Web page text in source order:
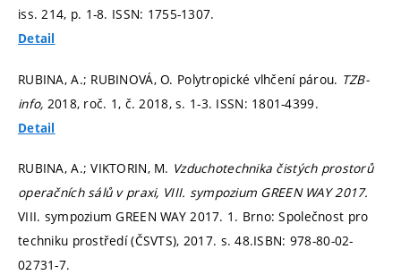
iss. 214, p. 1-8. ISSN: 1755-1307.
Detail
RUBINA, A.; RUBINOVÁ, O. Polytropické vlhčení párou. TZB-
info, 2018, roč. 1, č. 2018,s. 1-3. ISSN: 1801-4399.
Detail
RUBINA, A.; VIKTORIN, M. Vzduchotechnika čistých prostorů
operačních sálů v praxi, VIII. sympozium GREEN WAY 2017.
VIII. sympozium GREEN WAY 2017. 1. Brno: Společnost pro
techniku prostředí (ČSVTS), 2017. s. 48.ISBN: 978-80-02-
02731-7.